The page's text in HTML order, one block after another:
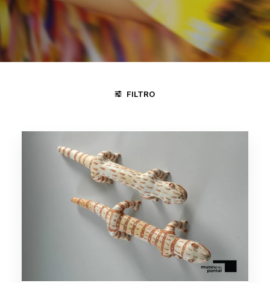
FILTRO